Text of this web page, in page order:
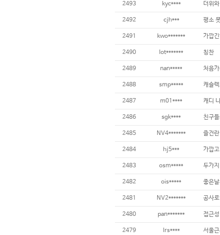
2493 kyc**** 더위
2492 cjh*** 평소
2491 kwo******* 가깝
2490 lot******* 칭찬
2489 nan***** 처음
2488 smp***** 캐슬
2487 m01**** 캐디
2486 sgk**** 친구
2485 NV4******* 즐건
2484 hj5*** 가깝
2483 osm*****
2482 ois***** 좋은
2481 NV2******* 공사
2480 pan******* 접근성
2479 lrs**** 서울